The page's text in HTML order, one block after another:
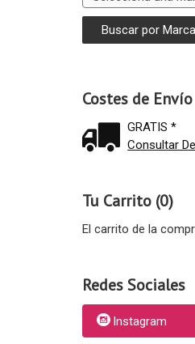
Costes de Envío
GRATIS *
Consultar
Tu Carrito (0)
El carrito de la
Redes Sociales
Instagram